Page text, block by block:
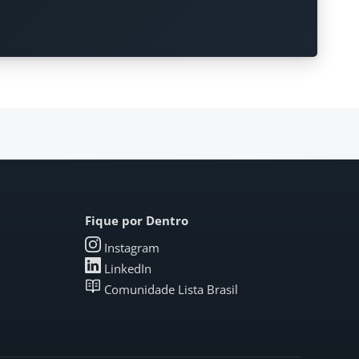
Fique por Dentro
Instagram
LinkedIn
Comunidade Lista Brasil